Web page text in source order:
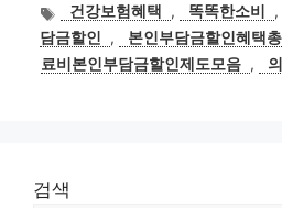
고
리
태
그
건강보험혜택 , 똑똑한소비 ,
담금할인
, 본인부담금할인혜택총
료비본인부담금할인제도모음 ,
검색